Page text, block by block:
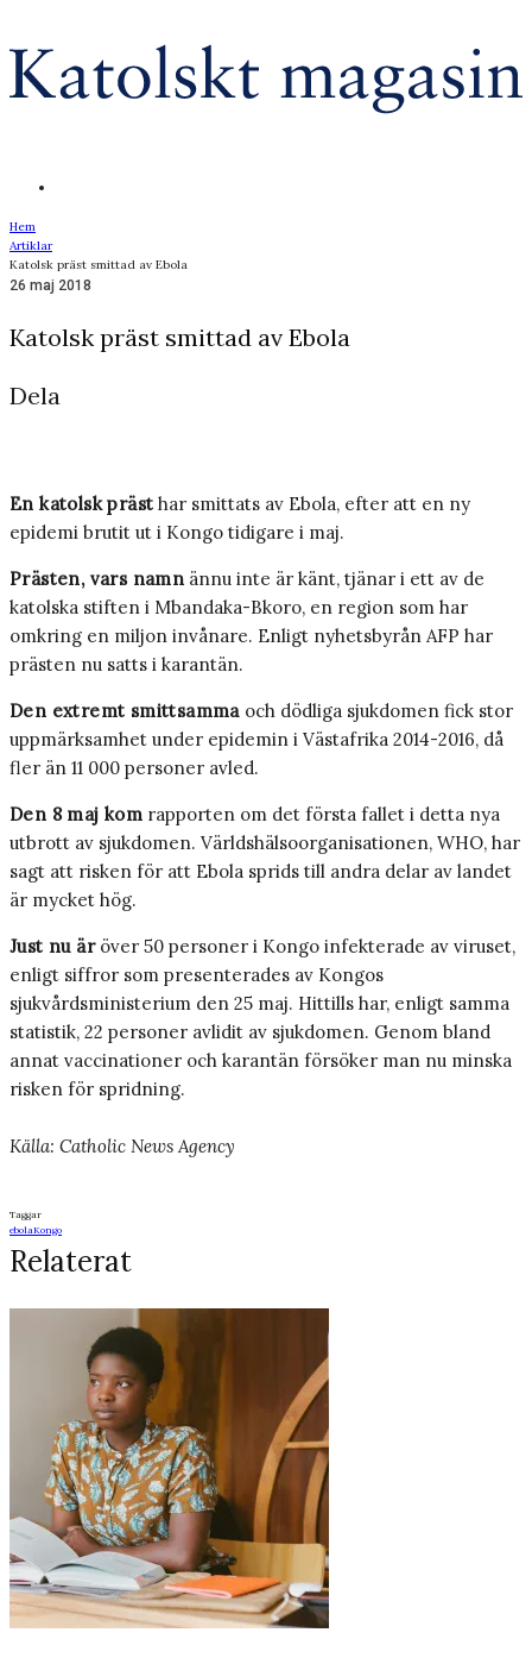
Hem
Artiklar
Katolsk präst smittad av Ebola
26 maj 2018
Katolsk präst smittad av Ebola
Dela
En katolsk präst har smittats av Ebola, efter att en ny
epidemi brutit ut i Kongo tidigare i maj.
Prästen, vars namn ännu inte är känt, tjänar i ett av de
katolska stiften i Mbandaka-Bkoro, en region som har
omkring en miljon invånare. Enligt nyhetsbyrån AFP har
prästen nu satts i karantän.
Den extremt smittsammaoch dödliga sjukdomen fick stor
uppmärksamhet under epidemin i Västafrika 2014-2016, då
fler än 11 000 personer avled.
Den 8 maj kom rapporten om det första fallet i detta nya
utbrott av sjukdomen. Världshälsoorganisationen, WHO, har
sagt att risken för att Ebola sprids till andra delar av landet
är mycket hög.
Just nu äröver 50 personer i Kongo infekterade av viruset,
enligt siffror som presenterades av Kongos
sjukvårdsministerium den 25 maj. Hittills har, enligt samma
statistik, 22 personer avlidit av sjukdomen. Genom bland
annat vaccinationer och karantän försöker man nu minska
risken för spridning.
Källa: Catholic News Agency
Taggar
ebolaKongo
Relaterat